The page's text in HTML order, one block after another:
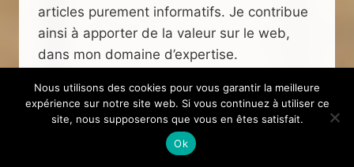
articles purement informatifs. Je contribue
ainsi à apporter de la valeur sur le web,
dans mon domaine d’expertise.
Nous utilisons des cookies pour vous garantir la meilleure
expérience sur notre site web. Si vous continuez à utiliser ce
site, nous supposerons que vous en êtes satisfait.
Ok